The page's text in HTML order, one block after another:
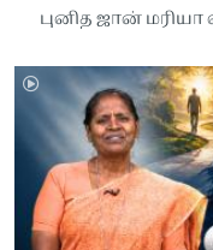
புனித ஜான்